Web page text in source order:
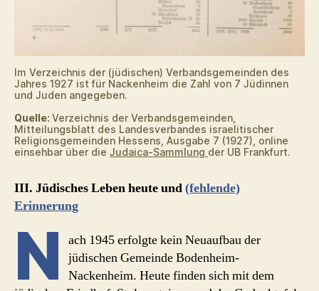
Im Verzeichnis der (jüdischen) Verbandsgemeinden des
Jahres 1927 ist für Nackenheim die Zahl von 7 Jüdinnen
und Juden angegeben.
Quelle: Verzeichnis der Verbandsgemeinden,
Mitteilungsblatt des Landesverbandes israelitischer
Religionsgemeinden Hessens, Ausgabe 7 (1927), online
einsehbar über die Judaica-Sammlung der UB Frankfurt.
III. Jüdisches Leben heute und(fehlende)
Erinnerung
N
ach 1945 erfolgte kein Neuaufbau der
jüdischen Gemeinde Bodenheim-
Nackenheim. Heute finden sich mit dem